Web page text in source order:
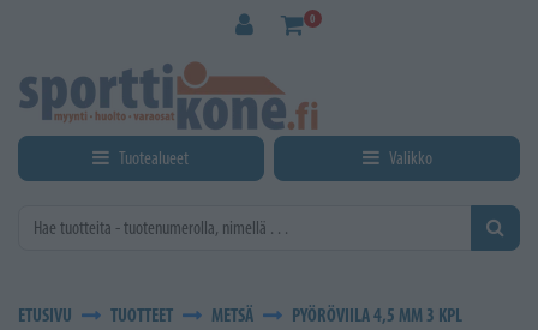
0
Tuotealueet Valikko
ETUSIVU TUOTTEET METSÄ PYÖRÖVIILA 4,5 MM 3 KPL